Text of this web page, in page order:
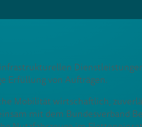
Erfüllung von Aufträgen.
Mobilität wirtschaftlich,
mit dem Bundesverband